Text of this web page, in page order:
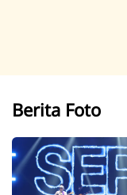
Berita Foto